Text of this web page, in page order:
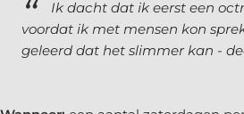
Ik dacht dat ik eerst een
voordat ik met mensen kon
geleerd dat het slimmer kan -